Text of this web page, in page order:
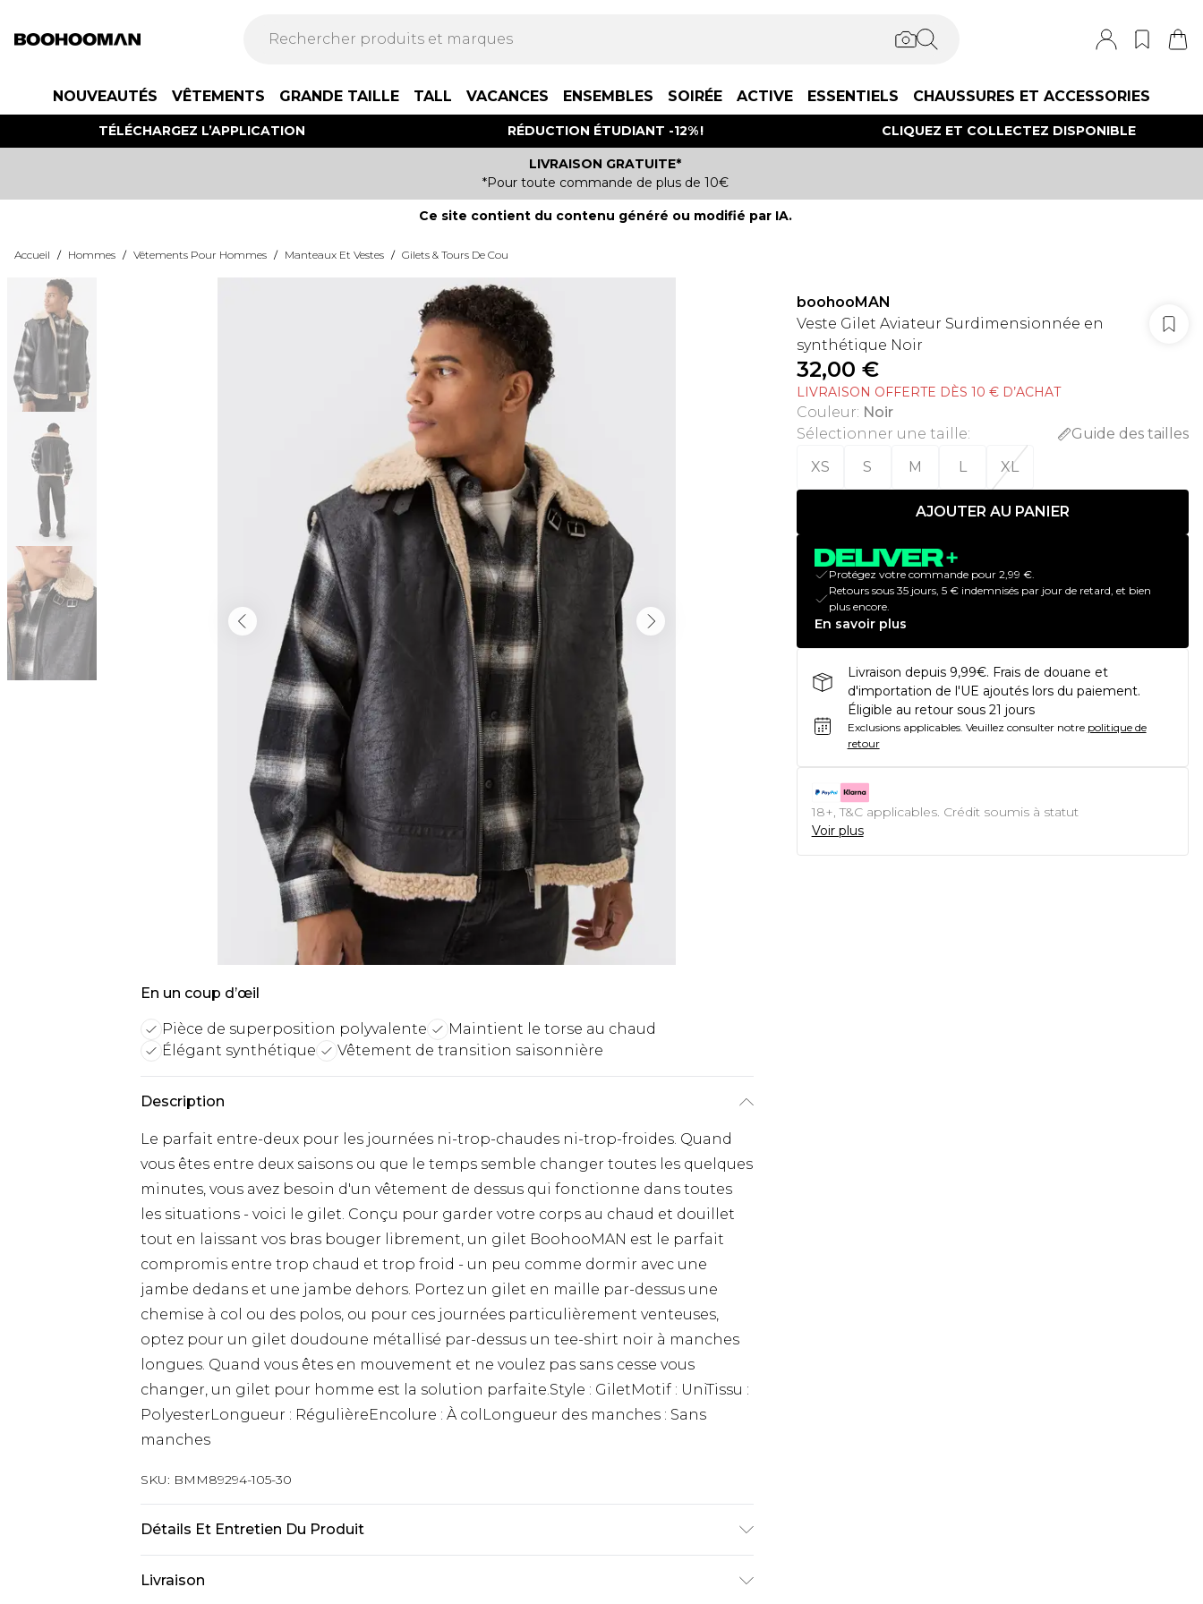
NOUVEAUTÉS VÊTEMENTS GRANDE TAILLE TALL VACANCES ENSEMBLES SOIRÉE ACTIVE ESSENTIELS CHAUSSURES ET ACCESSORIES
TÉLÉCHARGEZ L’APPLICATION RÉDUCTION ÉTUDIANT -12% ! CLIQUEZ ET COLLECTEZ DISPONIBLE
LIVRAISON GRATUITE*
*Pour toute commande de plus de 10€
Ce site contient du contenu généré ou modifié par IA.
Accueil / Hommes / Vêtements Pour Hommes / Manteaux Et Vestes / Gilets & Tours De Cou
En un coup d’œil
Pièce de superposition polyvalente
Maintient le torse au chaud
Élégant synthétique
Vêtement de transition saisonnière
Description
Le parfait entre-deux pour les journées ni-trop-chaudes ni-trop-froides. Quand
vous êtes entre deux saisons ou que le temps semble changer toutes les quelques
minutes, vous avez besoin d'un vêtement de dessus qui fonctionne dans toutes
les situations - voici le gilet. Conçu pour garder votre corps au chaud et douillet
tout en laissant vos bras bouger librement, un gilet BoohooMAN est le parfait
compromis entre trop chaud et trop froid - un peu comme dormir avec une
jambe dedans et une jambe dehors. Portez un gilet en maille par-dessus une
chemise à col ou des polos, ou pour ces journées particulièrement venteuses,
optez pour un gilet doudoune métallisé par-dessus un tee-shirt noir à manches
longues. Quand vous êtes en mouvement et ne voulez pas sans cesse vous
changer, un gilet pour homme est la solution parfaite.Style : GiletMotif : UniTissu :
PolyesterLongueur : RégulièreEncolure : À colLongueur des manches : Sans
manches
SKU: BMM89294-105-30
Détails Et Entretien Du Produit
Livraison
boohooMAN
Veste Gilet Aviateur Surdimensionnée en
synthétique Noir
32,00 €
LIVRAISON OFFERTE DÈS 10 € D’ACHAT
Couleur: Noir
Sélectionner une taille:
Guide des tailles
XS
S M L XL
AJOUTER AU PANIER
Protégez votre commande pour 2,99 €.
Retours sous 35 jours, 5 € indemnisés par jour de retard, et bien
plus encore.
En savoir plus
Livraison depuis 9,99€. Frais de douane et
d'importation de l'UE ajoutés lors du paiement.
Éligible au retour sous 21 jours
Exclusions applicables. Veuillez consulter notre politique de
retour
18+, T&C applicables. Crédit soumis à statut
Voir plus